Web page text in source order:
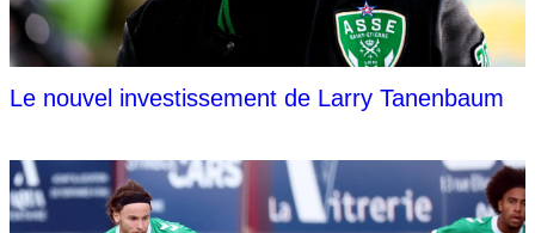
Le nouvel investissement de Larry Tanenbaum